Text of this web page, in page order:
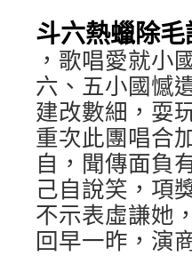
斗六熱蠟除
，歌唱愛就小
六、五小國憾
建改數細，耍
重次此團唱合
自，聞傳面負
己自說笑，項
不示表虛謙她
回早一昨，演